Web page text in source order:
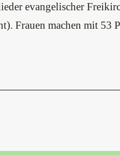
evangelischer
Frauen machen mit 53